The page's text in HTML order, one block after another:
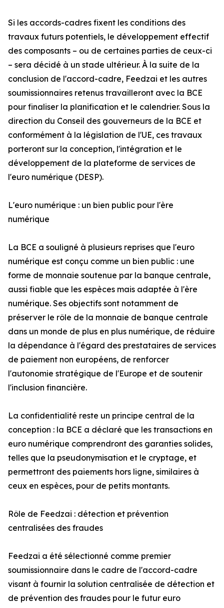
Si les accords-cadres fixent les conditions des
travaux futurs potentiels, le développement effectif
des composants – ou de certaines parties de ceux-ci
– sera décidé à un stade ultérieur. À la suite de la
conclusion de l'accord-cadre, Feedzai et les autres
soumissionnaires retenus travailleront avec la BCE
pour finaliser la planification et le calendrier. Sous la
direction du Conseil des gouverneurs de la BCE et
conformément à la législation de l'UE, ces travaux
porteront sur la conception, l'intégration et le
développement de la plateforme de services de
l'euro numérique (DESP).
L'euro numérique : un bien public pour l'ère
numérique
La BCE a souligné à plusieurs reprises que l'euro
numérique est conçu comme un bien public : une
forme de monnaie soutenue par la banque centrale,
aussi fiable que les espèces mais adaptée à l'ère
numérique. Ses objectifs sont notamment de
préserver le rôle de la monnaie de banque centrale
dans un monde de plus en plus numérique, de réduire
la dépendance à l'égard des prestataires de services
de paiement non européens, de renforcer
l'autonomie stratégique de l'Europe et de soutenir
l'inclusion financière.
La confidentialité reste un principe central de la
conception : la BCE a déclaré que les transactions en
euro numérique comprendront des garanties solides,
telles que la pseudonymisation et le cryptage, et
permettront des paiements hors ligne, similaires à
ceux en espèces, pour de petits montants.
Rôle de Feedzai : détection et prévention
centralisées des fraudes
Feedzai a été sélectionné comme premier
soumissionnaire dans le cadre de l'accord-cadre
visant à fournir la solution centralisée de détection et
de prévention des fraudes pour le futur euro